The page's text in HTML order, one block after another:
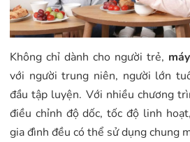
Không chỉ dành cho người trẻ,
với người trung niên, người lớn
đầu tập luyện. Với nhiều chương
điều chỉnh độ dốc, tốc độ linh
gia đình đều có thể sử dụng chung